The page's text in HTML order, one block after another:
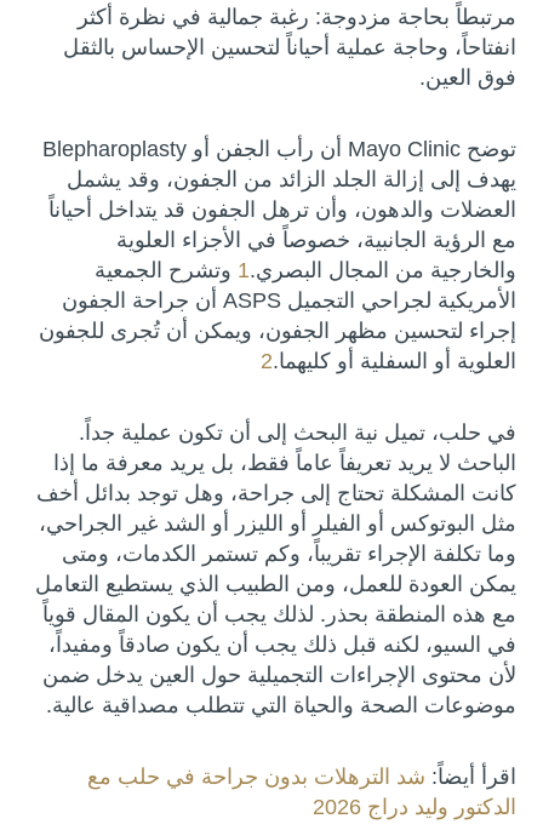
مرتبطاً بحاجة مزدوجة: رغبة جمالية في نظرة أكثر
انفتاحاً، وحاجة عملية أحياناً لتحسين الإحساس بالثقل
فوق العين.
توضح Mayo Clinic أن رأب الجفن أو Blepharoplasty
يهدف إلى إزالة الجلد الزائد من الجفون، وقد يشمل
العضلات والدهون، وأن ترهل الجفون قد يتداخل أحياناً
مع الرؤية الجانبية، خصوصاً في الأجزاء العلوية
والخارجية من المجال البصري.1 وتشرح الجمعية
الأمريكية لجراحي التجميل ASPS أن جراحة الجفون
إجراء لتحسين مظهر الجفون، ويمكن أن تُجرى للجفون
العلوية أو السفلية أو كليهما.2
في حلب، تميل نية البحث إلى أن تكون عملية جداً.
الباحث لا يريد تعريفاً عاماً فقط، بل يريد معرفة ما إذا
كانت المشكلة تحتاج إلى جراحة، وهل توجد بدائل أخف
مثل البوتوكس أو الفيلر أو الليزر أو الشد غير الجراحي،
وما تكلفة الإجراء تقريباً، وكم تستمر الكدمات، ومتى
يمكن العودة للعمل، ومن الطبيب الذي يستطيع التعامل
مع هذه المنطقة بحذر. لذلك يجب أن يكون المقال قوياً
في السيو، لكنه قبل ذلك يجب أن يكون صادقاً ومفيداً،
لأن محتوى الإجراءات التجميلية حول العين يدخل ضمن
موضوعات الصحة والحياة التي تتطلب مصداقية عالية.
اقرأ أيضاً: شد الترهلات بدون جراحة في حلب مع
الدكتور وليد دراج 2026